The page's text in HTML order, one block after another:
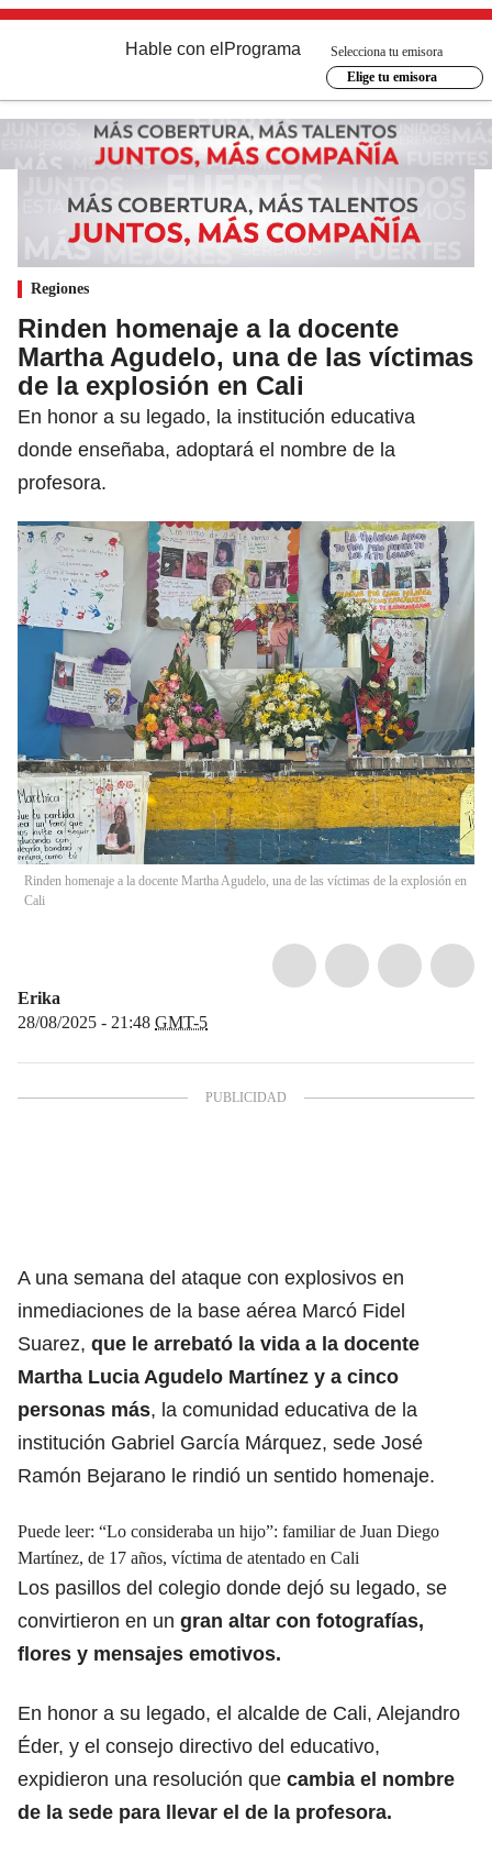
Hable con el Programa
Selecciona tu emisora
Elige tu emisora
Regiones
Rinden homenaje a la docente
Martha Agudelo, una de las víctimas
de la explosión en Cali
En honor a su legado, la institución educativa
donde enseñaba, adoptará el nombre de la
profesora.
Rinden homenaje a la docente Martha Agudelo, una de las víctimas de la explosión en
Cali
Erika
28/08/2025 - 21:48 GMT-5
A una semana del ataque con explosivos en
inmediaciones de la base aérea Marcó Fidel
Suarez, que le arrebató la vida a la docente
Martha Lucia Agudelo Martínez y a cinco
personas más, la comunidad educativa de la
institución Gabriel García Márquez, sede José
Ramón Bejarano le rindió un sentido homenaje.
Puede leer: “Lo consideraba un hijo”: familiar de Juan Diego
Martínez, de 17 años, víctima de atentado en Cali
Los pasillos del colegio donde dejó su legado, se
convirtieron en un gran altar con fotografías,
flores y mensajes emotivos.
En honor a su legado, el alcalde de Cali, Alejandro
Éder, y el consejo directivo del educativo,
expidieron una resolución que cambia el nombre
de la sede para llevar el de la profesora.